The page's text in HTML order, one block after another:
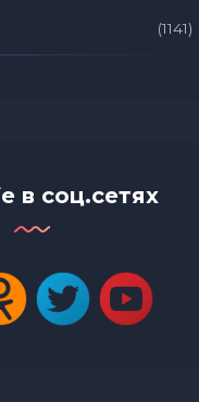
в 2024 году
(1141)
в соц.сетях